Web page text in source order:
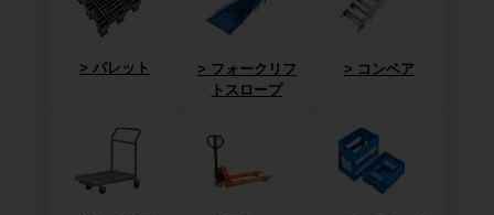
パレット
フォークリフ
トスロープ
コンベア